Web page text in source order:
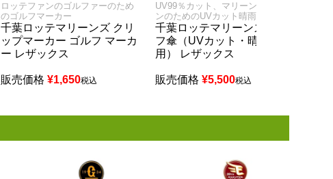
ロッテファンのゴルファーのため
のゴルフマーカー
千葉ロッテマリーンズ クリ
ップマーカー ゴルフ マーカ
ー レザックス
販売価格 ¥1,650税込
UV99％カット、マリーンズファ
ンのためのUVカット晴雨兼用の傘
千葉ロッテマリーンズ ゴル
フ傘（UVカット・晴雨兼
用） レザックス
販売価格 ¥5,500税込